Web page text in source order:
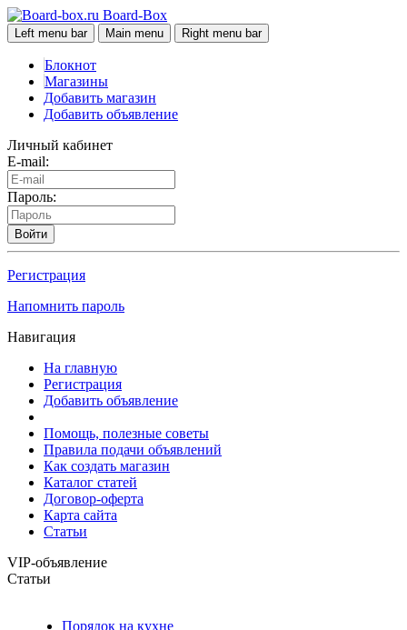
Board-Box
Left menu bar Main menu Right menu bar
Блокнот
Магазины
Добавить магазин
Добавить объявление
Личный кабинет
E-mail:
Пароль:
Войти
Регистрация
Напомнить пароль
Навигация
На главную
Регистрация
Добавить объявление
Помощь, полезные советы
Правила подачи объявлений
Как создать магазин
Каталог статей
Договор-оферта
Карта сайта
Статьи
VIP-объявление
Статьи
Порядок на кухне